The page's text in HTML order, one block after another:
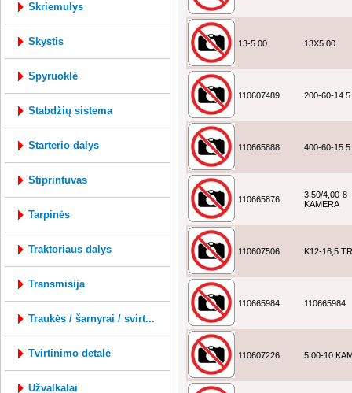
skriemulys
skystis
spyruoklė
stabdžių sistema
starterio dalys
stiprintuvas
tarpinės
traktoriaus dalys
transmisija
traukės / šarnyrai / svirt...
tvirtinimo detalė
užvalkalai
13-5.00 13X5.00
110607489 200-60-
110665888 400-60-15.5
110665876
3,50/4,00-8
KAMERA
110607506 K12-16,5
110665984 110665984
110607226 5,00-10